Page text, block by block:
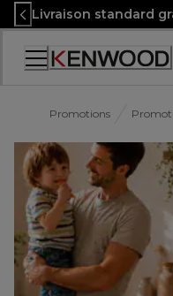
Skip
to
Content
Livraison standard
Promotions